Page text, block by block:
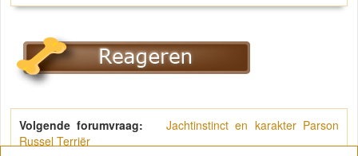
Volgende forumvraag:
Jachtinstinct en karakter Parson
Russel Terriër